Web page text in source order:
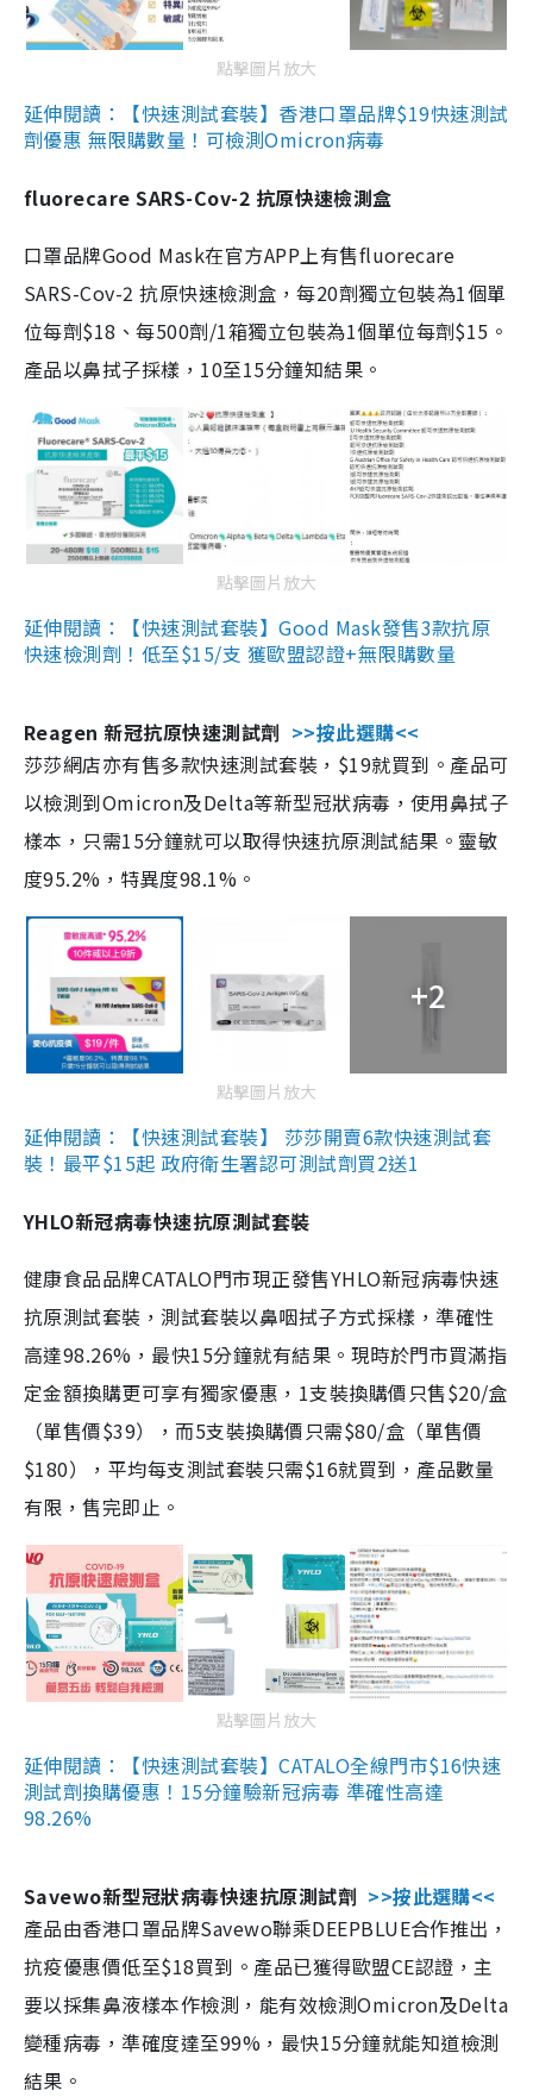
點擊圖片放大
延伸閱讀：【快速測試套裝】香港口罩品牌$19快速測試
劑優惠 無限購數量！可檢測Omicron病毒
fluorecare SARS-Cov-2 抗原快速檢測盒
口罩品牌Good Mask在官方APP上有售fluorecare
SARS-Cov-2 抗原快速檢測盒，每20劑獨立包裝為1個單
位每劑$18、每500劑/1箱獨立包裝為1個單位每劑$15。
產品以鼻拭子採樣，10至15分鐘知結果。
點擊圖片放大
延伸閱讀：【快速測試套裝】Good Mask發售3款抗原
快速檢測劑！低至$15/支 獲歐盟認證+無限購數量
Reagen 新冠抗原快速測試劑 >>按此選購<<
莎莎網店亦有售多款快速測試套裝，$19就買到。產品可
以檢測到Omicron及Delta等新型冠狀病毒，使用鼻拭子
樣本，只需15分鐘就可以取得快速抗原測試結果。靈敏
度95.2%，特異度98.1%。
+2
點擊圖片放大
延伸閱讀：【快速測試套裝】 莎莎開賣6款快速測試套
裝！最平$15起 政府衛生署認可測試劑買2送1
YHLO新冠病毒快速抗原測試套裝
健康食品品牌CATALO門市現正發售YHLO新冠病毒快速
抗原測試套裝，測試套裝以鼻咽拭子方式採樣，準確性
高達98.26%，最快15分鐘就有結果。現時於門市買滿指
定金額換購更可享有獨家優惠，1支裝換購價只售$20/盒
（單售價$39），而5支裝換購價只需$80/盒（單售價
$180），平均每支測試套裝只需$16就買到，產品數量
有限，售完即止。
點擊圖片放大
延伸閱讀：【快速測試套裝】CATALO全線門市$16快速
測試劑換購優惠！15分鐘驗新冠病毒 準確性高達
98.26%
Savewo新型冠狀病毒快速抗原測試劑 >>按此選購<<
產品由香港口罩品牌Savewo聯乘DEEPBLUE合作推出，
抗疫優惠價低至$18買到。產品已獲得歐盟CE認證，主
要以採集鼻液樣本作檢測，能有效檢測Omicron及Delta
變種病毒，準確度達至99%，最快15分鐘就能知道檢測
結果。